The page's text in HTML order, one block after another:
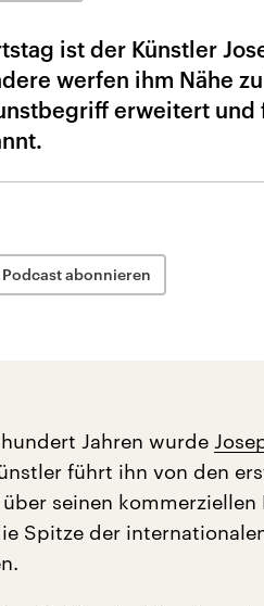
ist der Künstler
werfen ihm Nähe
erweitert
Podcast abonnieren
Jahren wurde
führt ihn von den
seinen
Spitze der